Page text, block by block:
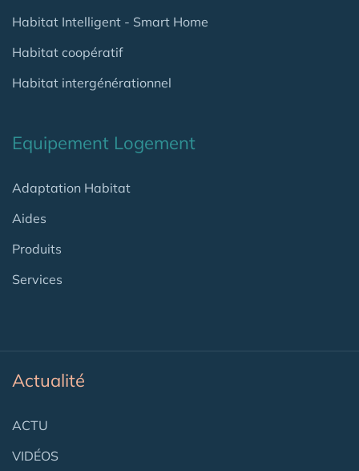
Habitat Intelligent - Smart Home
Habitat coopératif
Habitat intergénérationnel
Equipement Logement
Adaptation Habitat
Aides
Produits
Services
Actualité
ACTU
VIDÉOS